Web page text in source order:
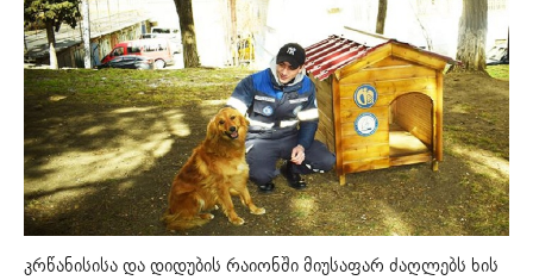
კრწანისისა და დიდუბის რაიონში მიუსაფარ ძაღლებს ხის